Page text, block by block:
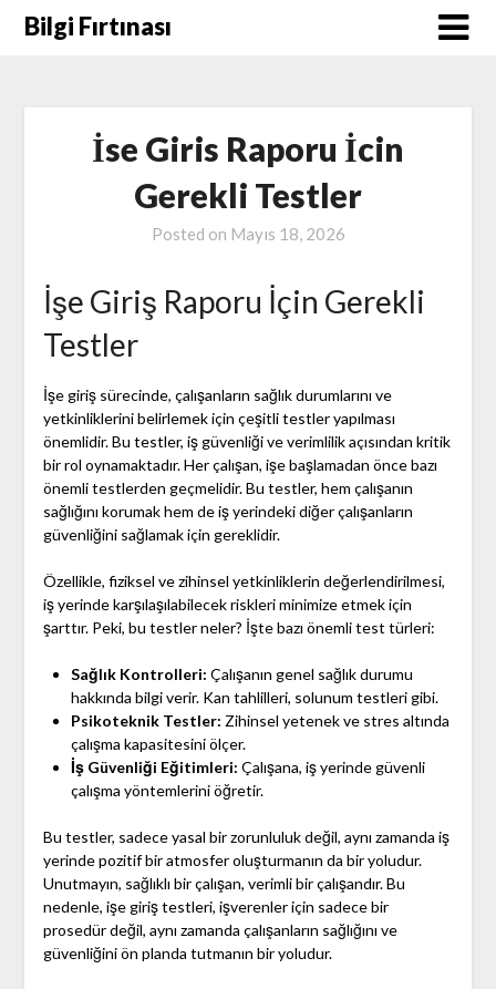
SkipBilgi Fırtınası
İse Giris Raporu İcin
Gerekli Testler
Posted on Mayıs 18, 2026
İşe Giriş Raporu İçin Gerekli
Testler
İşe giriş sürecinde, çalışanların sağlık durumlarını ve
yetkinliklerini belirlemek için çeşitli testler yapılması
önemlidir. Bu testler, iş güvenliği ve verimlilik açısından kritik
bir rol oynamaktadır. Her çalışan, işe başlamadan önce bazı
önemli testlerden geçmelidir. Bu testler, hem çalışanın
sağlığını korumak hem de iş yerindeki diğer çalışanların
güvenliğini sağlamak için gereklidir.
Özellikle, fiziksel ve zihinsel yetkinliklerin değerlendirilmesi,
iş yerinde karşılaşılabilecek riskleri minimize etmek için
şarttır. Peki, bu testler neler? İşte bazı önemli test türleri:
Sağlık Kontrolleri: Çalışanın genel sağlık durumu
hakkında bilgi verir. Kan tahlilleri, solunum testleri gibi.
Psikoteknik Testler: Zihinsel yetenek ve stres altında
çalışma kapasitesini ölçer.
İş Güvenliği Eğitimleri: Çalışana, iş yerinde güvenli
çalışma yöntemlerini öğretir.
Bu testler, sadece yasal bir zorunluluk değil, aynı zamanda iş
yerinde pozitif bir atmosfer oluşturmanın da bir yoludur.
Unutmayın, sağlıklı bir çalışan, verimli bir çalışandır. Bu
nedenle, işe giriş testleri, işverenler için sadece bir
prosedür değil, aynı zamanda çalışanların sağlığını ve
güvenliğini ön planda tutmanın bir yoludur.